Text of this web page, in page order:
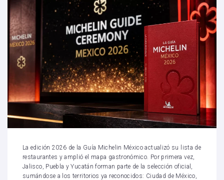
La edición 2026 de la Guía Michelin México actualizó su lista de
restaurantes y amplió el mapa gastronómico. Por primera vez,
Jalisco, Puebla y Yucatán forman parte de la selección oficial,
sumándose a los territorios ya reconocidos: Ciudad de México,